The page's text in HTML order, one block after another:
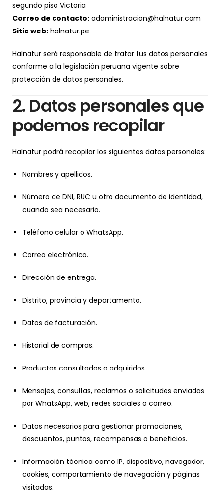
segundo piso Victoria
Correo de contacto: adaministracion@halnatur.com
Sitio web: halnatur.pe
Halnatur será responsable de tratar tus datos personales
conforme a la legislación peruana vigente sobre
protección de datos personales.
2. Datos personales que
podemos recopilar
Halnatur podrá recopilar los siguientes datos personales:
Nombres y apellidos.
Número de DNI, RUC u otro documento de identidad,
cuando sea necesario.
Teléfono celular o WhatsApp.
Correo electrónico.
Dirección de entrega.
Distrito, provincia y departamento.
Datos de facturación.
Historial de compras.
Productos consultados o adquiridos.
Mensajes, consultas, reclamos o solicitudes enviadas
por WhatsApp, web, redes sociales o correo.
Datos necesarios para gestionar promociones,
descuentos, puntos, recompensas o beneficios.
Información técnica como IP, dispositivo, navegador,
cookies, comportamiento de navegación y páginas
visitadas.